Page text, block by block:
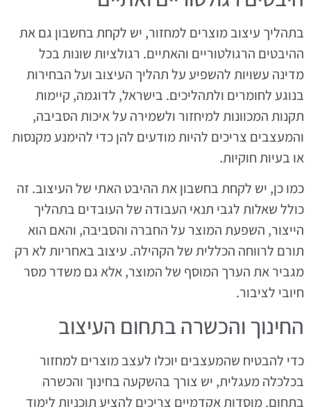
בתהליך עיצוב מוצרים למחזור, יש לקחת בחשבון גם את
ההיבטים הרגולטוריים והאתיים. רגולציות שונות בכל
מדינה עשויות להשפיע על תהליך העיצוב ועל הבחירות
בנוגע לחומרים ולתהליכים. בישראל, לדוגמה, קיימות
תקנות המכוונות למיחזור ולשמירה על איכות הסביבה,
והמעצבים צריכים להיות מודעים להן כדי להימנע מקנסות
או בעיות חוקיות.
כמו כן, יש לקחת בחשבון את ההיבט האתי של העיצוב. זה
כולל שאלות לגבי תנאי העבודה של העובדים בתהליך
הייצור, השפעת המוצר על החברה והסביבה, והאם הוא
תורם לרווחה הכללית של הקהילה. עיצוב באחריות לא רק
מגביר את הערך המוסף של המוצר, אלא גם משדר מסר
חיובי לציבור.
החינוך והכשרה בתחום העיצוב
כדי להבטיח שהמעצבים יוכלו לעצב מוצרים למחזור
בכלכלה מעגלית, יש צורך בהשקעה בחינוך והכשרה
בתחום. מוסדות אקדמיים צריכים להציע תוכניות לימוד